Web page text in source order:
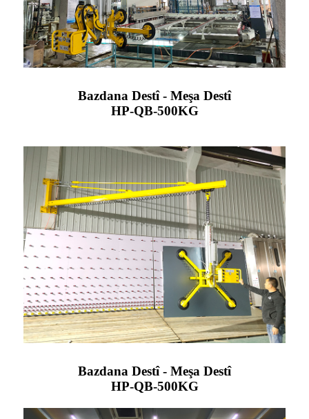
Bazdana Destî - Meşa Destî
HP-QB-500KG
Bazdana Destî - Meşa Destî
HP-QB-500KG